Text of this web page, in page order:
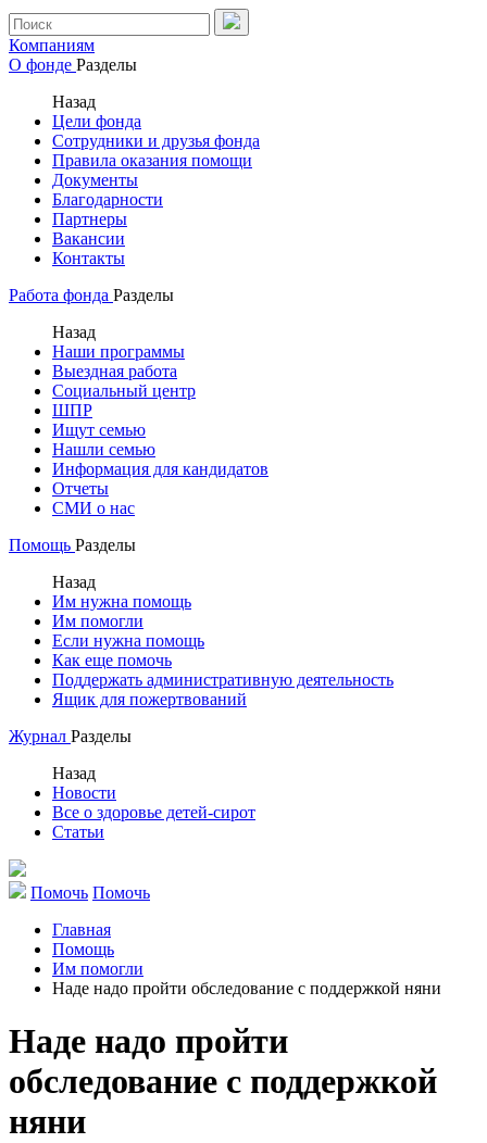
Компаниям
О фонде Разделы
Назад
Цели фонда
Сотрудники и друзья фонда
Правила оказания помощи
Документы
Благодарности
Партнеры
Вакансии
Контакты
Работа фонда Разделы
Назад
Наши программы
Выездная работа
Социальный центр
ШПР
Ищут семью
Нашли семью
Информация для кандидатов
Отчеты
СМИ о нас
Помощь Разделы
Назад
Им нужна помощь
Им помогли
Если нужна помощь
Как еще помочь
Поддержать административную деятельность
Ящик для пожертвований
Журнал Разделы
Назад
Новости
Все о здоровье детей-сирот
Статьи
Помочь Помочь
Главная
Помощь
Им помогли
Наде надо пройти обследование с поддержкой няни
Наде надо пройти
обследование с поддержкой
няни